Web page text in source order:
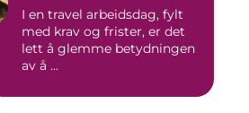
I en travel arbeidsdag, fylt
med krav og frister, er det
lett å glemme betydningen
av å ...